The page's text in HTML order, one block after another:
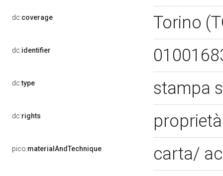
dc:coverage Torino
dc:identifier
dc:type stampa
dc:rights
pico:materialAndTechnique carta/